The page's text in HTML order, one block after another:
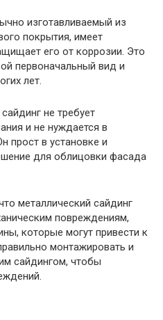
изготавливаемый из
покрытия, имеет
его от коррозии. Это
первоначальный вид и
лет.
не требует
и не нуждается в
прост в установке и
для облицовки фасада
металлический сайдинг
повреждениям,
которые могут привести к
монтажировать и
сайдингом, чтобы